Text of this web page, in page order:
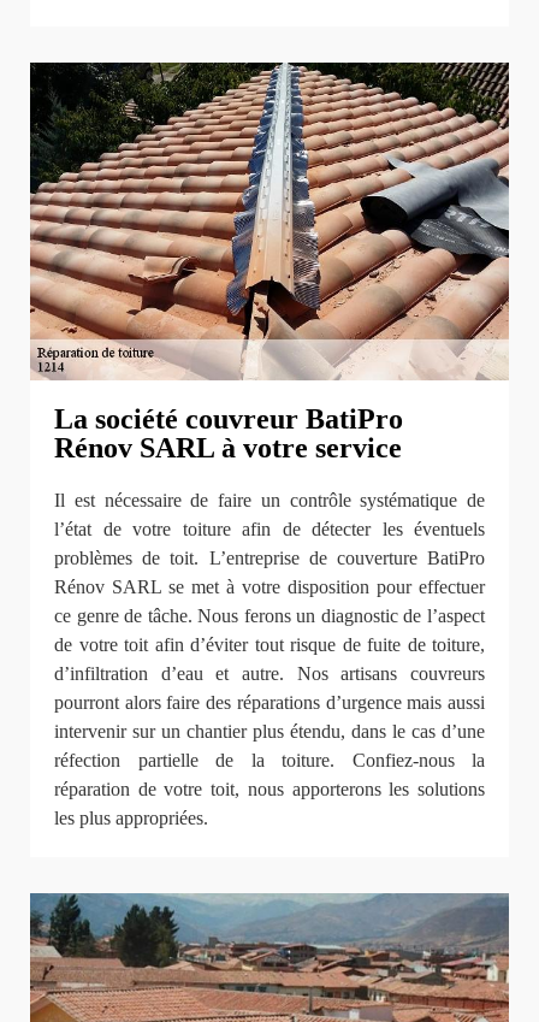
La société couvreur BatiPro
Rénov SARL à votre service
Il est nécessaire de faire un contrôle systématique de
l’état de votre toiture afin de détecter les éventuels
problèmes de toit. L’entreprise de couverture BatiPro
Rénov SARL se met à votre disposition pour effectuer
ce genre de tâche. Nous ferons un diagnostic de l’aspect
de votre toit afin d’éviter tout risque de fuite de toiture,
d’infiltration d’eau et autre. Nos artisans couvreurs
pourront alors faire des réparations d’urgence mais aussi
intervenir sur un chantier plus étendu, dans le cas d’une
réfection partielle de la toiture. Confiez-nous la
réparation de votre toit, nous apporterons les solutions
les plus appropriées.